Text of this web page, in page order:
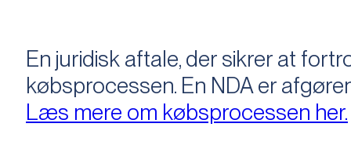
En juridisk aftale, der sikrer at
købsprocessen​​. En NDA er
Læs mere om købsprocessen her.